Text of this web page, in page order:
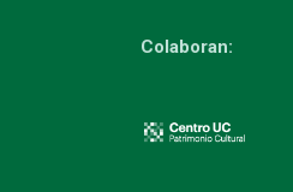
Colaboran: